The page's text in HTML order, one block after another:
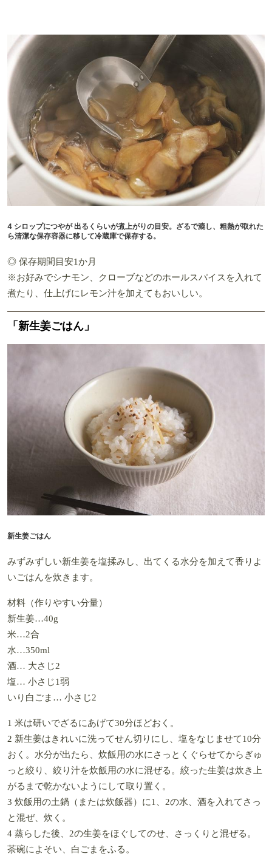
4 シロップにつやが 出るくらいが煮上がりの目安。ざるで漉し、粗熱が取れた
ら清潔な保存容器に移して冷蔵庫で保存する。
◎ 保存期間目安1か月
※お好みでシナモン、クローブなどのホールスパイスを入れて
煮たり、仕上げにレモン汁を加えてもおいしい。
「新生姜ごはん」
新生姜ごはん
みずみずしい新生姜を塩揉みし、出てくる水分を加えて香りよ
いごはんを炊きます。
材料（作りやすい分量）
新生姜…40g
米…2合
水…350ml
酒… 大さじ2
塩… 小さじ1弱
いり白ごま… 小さじ2
1 米は研いでざるにあげて30分ほどおく。
2 新生姜はきれいに洗ってせん切りにし、塩をなじませて10分
おく。水分が出たら、炊飯用の水にさっとくぐらせてからぎゅ
っと絞り、絞り汁を炊飯用の水に混ぜる。絞った生姜は炊き上
がるまで乾かないようにして取り置く。
3 炊飯用の土鍋（または炊飯器）に1、2の水、酒を入れてさっ
と混ぜ、炊く。
4 蒸らした後、2の生姜をほぐしてのせ、さっくりと混ぜる。
茶碗によそい、白ごまをふる。